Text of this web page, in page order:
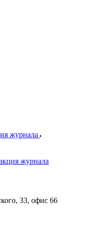
журнала
журнала
33, офис 66